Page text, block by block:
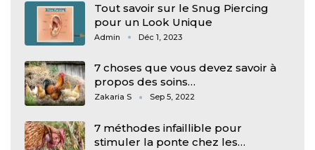
Tout savoir sur le Snug Piercing
pour un Look Unique
Admin Déc 1, 2023
7 choses que vous devez savoir à
propos des soins…
Zakaria S Sep 5, 2022
7 méthodes infaillible pour
stimuler la ponte chez les…